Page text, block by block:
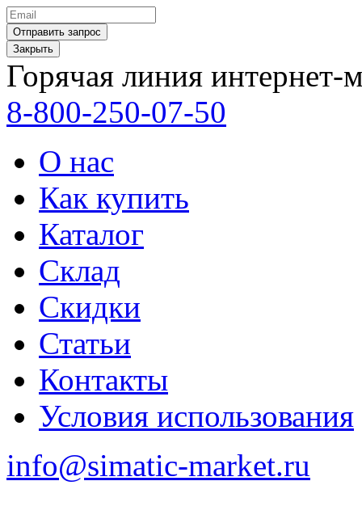
Закрыть
Горячая линия интернет-
8-800-250-07-50
О нас
Как купить
Каталог
Склад
Скидки
Статьи
Контакты
Условия использования
info@simatic-market.ru